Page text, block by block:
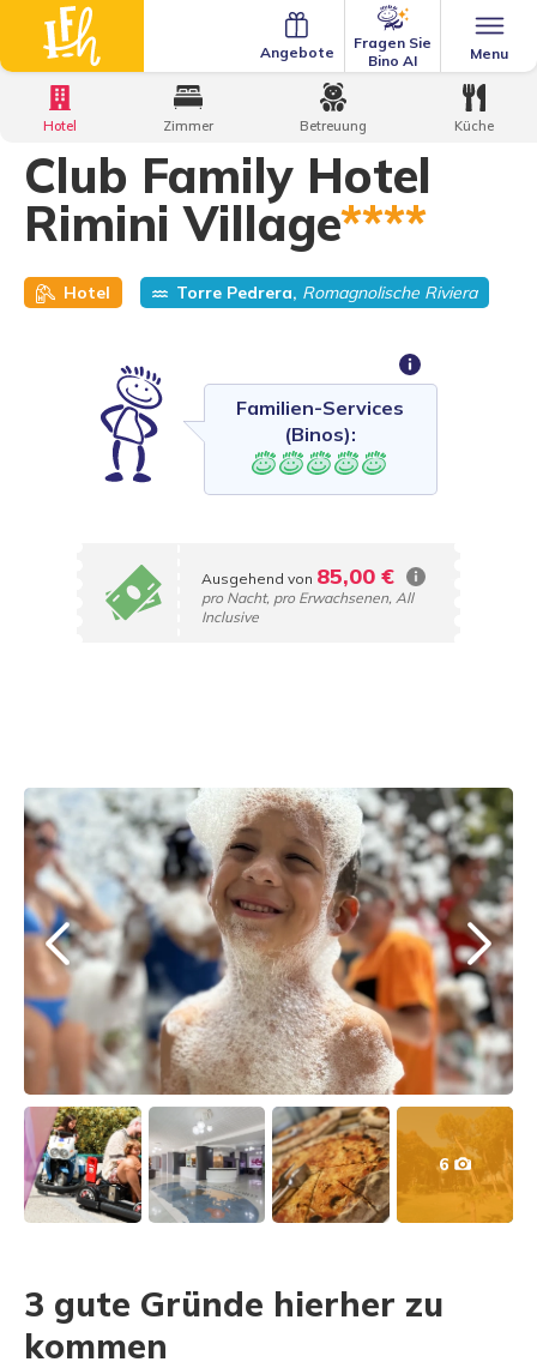
Menu
Fragen Sie
Bino AI
Angebote
Home Family Hotels·Club Family Hotel Rimini Village
Club Family Hotel
Rimini Village****
Hotel Torre Pedrera, Romagnolische Riviera
Familien-Services
(Binos):
Ausgehend von 85,00 €
pro Nacht, pro Erwachsenen, All
Inclusive
Hotel Zimmer Betreuung Küche
6
3 gute Gründe hierher zu
kommen